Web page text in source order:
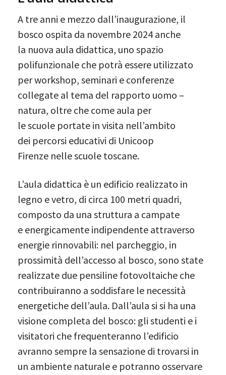
A tre anni e mezzo dall’inaugurazione, il
bosco ospita da novembre 2024 anche
la nuova aula didattica, uno spazio
polifunzionale che potrà essere utilizzato
per workshop, seminari e conferenze
collegate al tema del rapporto uomo –
natura, oltre che come aula per
le scuole portate in visita nell’ambito
dei percorsi educativi di Unicoop
Firenze nelle scuole toscane.
L’aula didattica è un edificio realizzato in
legno e vetro, di circa 100 metri quadri,
composto da una struttura a campate
e energicamente indipendente attraverso
energie rinnovabili: nel parcheggio, in
prossimità dell’accesso al bosco, sono state
realizzate due pensiline fotovoltaiche che
contribuiranno a soddisfare le necessità
energetiche dell’aula. Dall’aula si si ha una
visione completa del bosco: gli studenti e i
visitatori che frequenteranno l’edificio
avranno sempre la sensazione di trovarsi in
un ambiente naturale e potranno osservare